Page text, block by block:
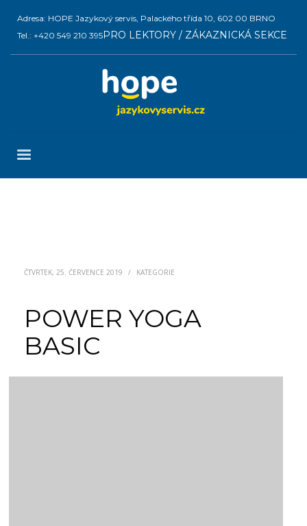
Adresa: HOPE Jazykový servis, Palackého třída 10, 602 00 BRNO
Tel.: +420 549 210 395PRO LEKTORY / ZÁKAZNICKÁ SEKCE
ČTVRTEK, 25. ČERVENCE 2019 / KATEGORIE
POWER YOGA
BASIC